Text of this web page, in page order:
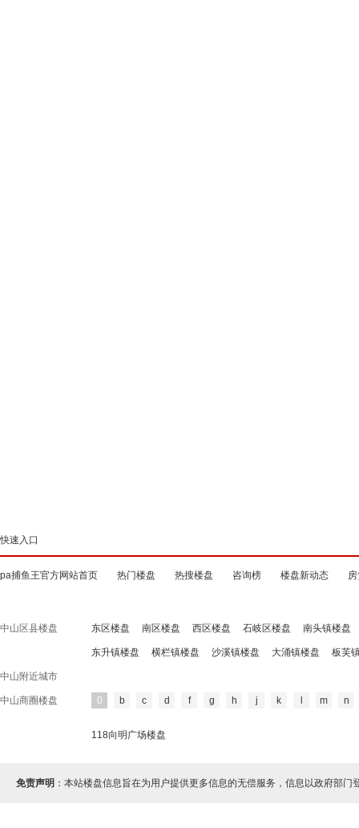
快速入口
pa捕鱼王官方网站首页 热门楼盘 热搜楼盘 咨询榜 楼盘新动态
中山区县楼盘 东区楼盘 南区楼盘 西区楼盘 石岐区楼盘 南头镇楼盘
东升镇楼盘 横栏镇楼盘 沙溪镇楼盘 大涌镇楼盘 板芙
中山附近城市
中山商圈楼盘 0 b c d f g h j k m n
118向明广场楼盘
免责声明 ：本站楼盘信息旨在为用户提供更多信息的无偿服务，信息以政府部门